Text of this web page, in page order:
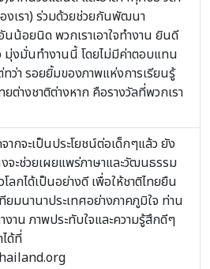
งเรา) ร่วมด้วยช่วยกันพัฒนา
น้อยนิด พวกเราเอาใจทำงาน ยินดี
มุ่งมั่นทำงานนี้ โดยไม่มีค่าตอบแทน
ว่า รอยยิ้มของภาพแห่งการเรียนรู้
ต่างชาติต่างหาก คือรางวัลที่พวกเรา
กจะเป็นประโยชน์ต่อเด็กๆแล้ว ยัง
จะช่วยเผยแพร่ภาษาและวัฒนธรรม
โลกได้เป็นอย่างดี เพื่อให้ชาติไทยยืน
ยมนานาประเทศอย่างภาคภูมิใจ ท่าน
งาน ภาพประทับใจและความรู้สึกดีๆ
ด้ที่